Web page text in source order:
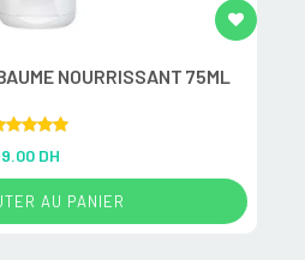
NOURRISSANT 75ML
out of 5
DH
AU PANIER